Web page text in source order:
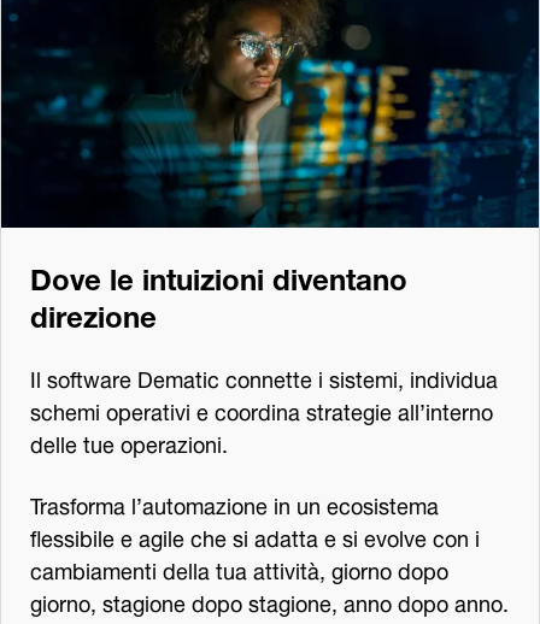
Dove le intuizioni diventano
direzione
Il software Dematic connette i sistemi, individua
schemi operativi e coordina strategie all’interno
delle tue operazioni.
Trasforma l’automazione in un ecosistema
flessibile e agile che si adatta e si evolve con i
cambiamenti della tua attività, giorno dopo
giorno, stagione dopo stagione, anno dopo anno.